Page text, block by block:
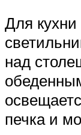
Для
над
печка и